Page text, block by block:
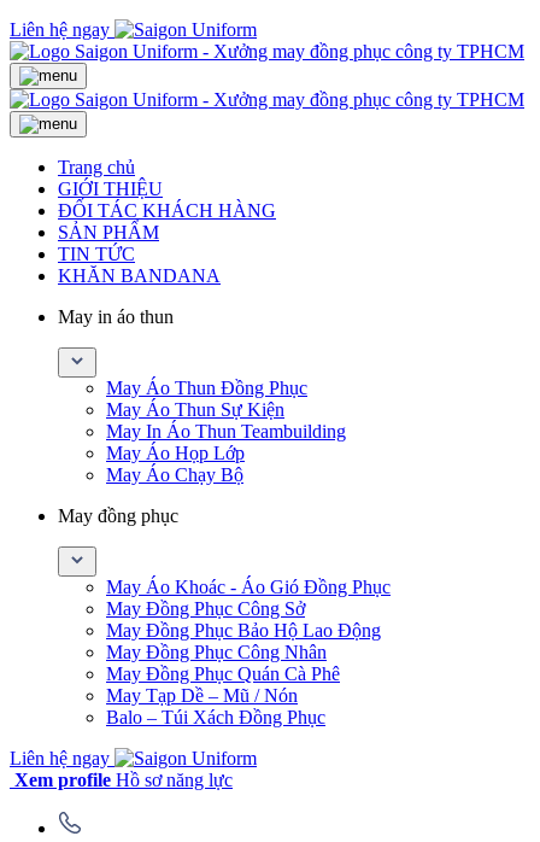
Liên hệ ngay
Trang chủ
GIỚI THIỆU
ĐỐI TÁC KHÁCH HÀNG
SẢN PHẨM
TIN TỨC
KHĂN BANDANA
May in áo thun
May Áo Thun Đồng Phục
May Áo Thun Sự Kiện
May In Áo Thun Teambuilding
May Áo Họp Lớp
May Áo Chạy Bộ
May đồng phục
May Áo Khoác - Áo Gió Đồng Phục
May Đồng Phục Công Sở
May Đồng Phục Bảo Hộ Lao Động
May Đồng Phục Công Nhân
May Đồng Phục Quán Cà Phê
May Tạp Dề – Mũ / Nón
Balo – Túi Xách Đồng Phục
Liên hệ ngay
Xem profile Hồ sơ năng lực